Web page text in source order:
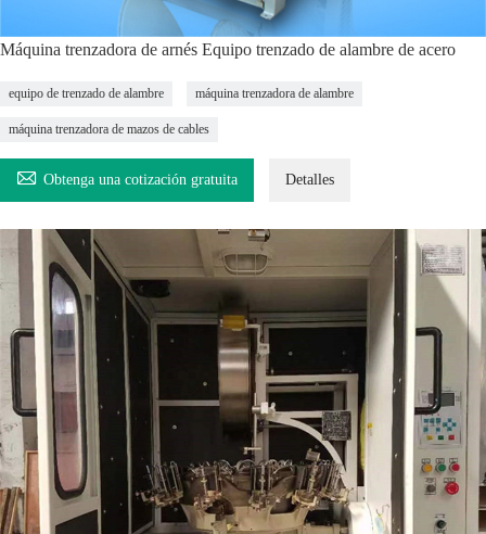
Máquina trenzadora de arnés Equipo trenzado de alambre de acero
equipo de trenzado de alambre máquina trenzadora de alambre
máquina trenzadora de mazos de cables
 Obtenga una cotización gratuita Detalles